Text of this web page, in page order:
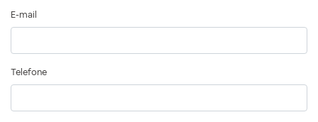
E-mail
Telefone